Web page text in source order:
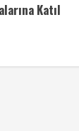
Katıl